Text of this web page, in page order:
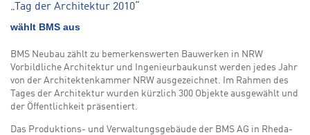
„Tag der Architektur 2010“
wählt BMS aus
BMS Neubau zählt zu bemerkenswerten Bauwerken in NRW
Vorbildliche Architektur und Ingenieurbaukunst werden jedes Jahr
von der Architektenkammer NRW ausgezeichnet. Im Rahmen des
Tages der Architektur wurden kürzlich 300 Objekte ausgewählt und
der Öffentlichkeit präsentiert.
Das Produktions- und Verwaltungsgebäude der BMS AG in Rheda-